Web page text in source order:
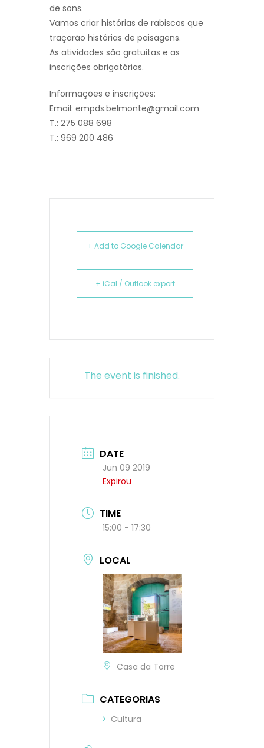
de sons.
Vamos criar histórias de rabiscos que
traçarão histórias de paisagens.
As atividades são gratuitas e as
inscrições obrigatórias.
Informações e inscrições:
Email: empds.belmonte@gmail.com
T.: 275 088 698
T.: 969 200 486
+ Add to Google Calendar
+ iCal / Outlook export
The event is finished.
DATE
Jun 09 2019
Expirou
TIME
15:00 - 17:30
LOCAL
Casa da Torre
CATEGORIAS
Cultura